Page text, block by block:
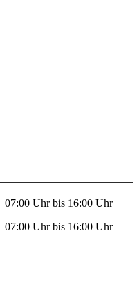
07:00 Uhr bis 16:00 Uhr
07:00 Uhr bis 16:00 Uhr